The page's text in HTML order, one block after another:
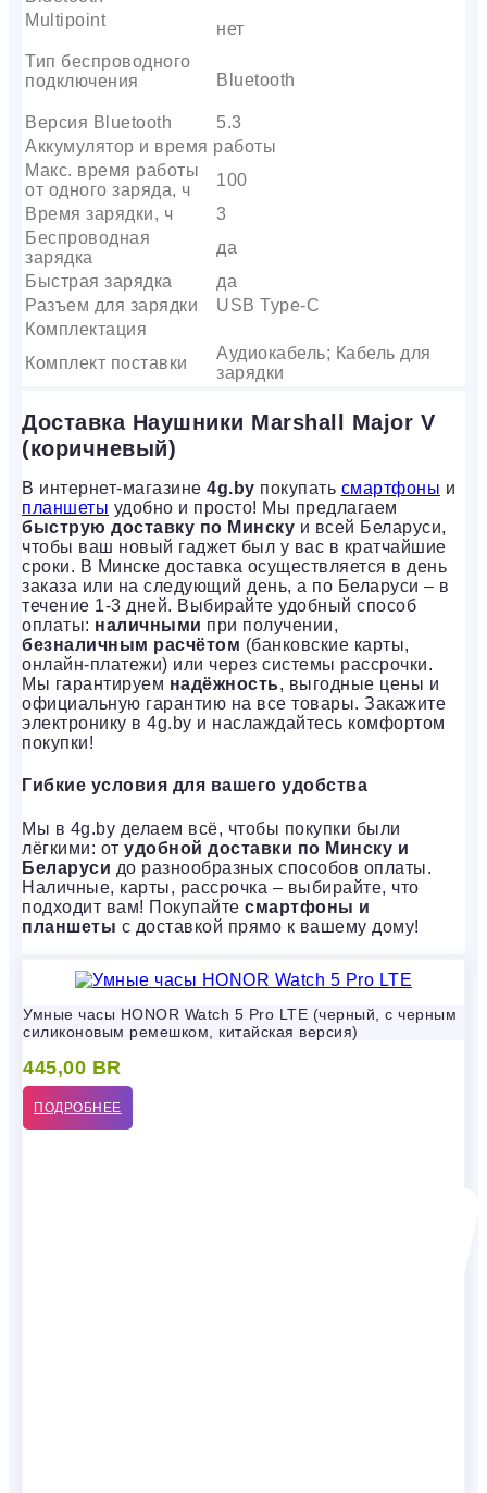
Multipoint
нет
Тип беспроводного
подключения
Bluetooth
Версия Bluetooth
5.3
Аккумулятор и время работы
Макс. время работы
от одного заряда, ч
100
Время зарядки, ч
3
Беспроводная
зарядка
да
Быстрая зарядка
да
Разъем для зарядки
USB Type-C
Комплектация
Комплект поставки
Аудиокабель; Кабель для
зарядки
Доставка Наушники Marshall Major V
(коричневый)
В интернет-магазине 4g.by покупать смартфоны и
планшеты удобно и просто! Мы предлагаем
быструю доставку по Минску и всей Беларуси,
чтобы ваш новый гаджет был у вас в кратчайшие
сроки. В Минске доставка осуществляется в день
заказа или на следующий день, а по Беларуси – в
течение 1-3 дней. Выбирайте удобный способ
оплаты: наличными при получении,
безналичным расчётом (банковские карты,
онлайн-платежи) или через системы рассрочки.
Мы гарантируем надёжность, выгодные цены и
официальную гарантию на все товары. Закажите
электронику в 4g.by и наслаждайтесь комфортом
покупки!
Гибкие условия для вашего удобства
Мы в 4g.by делаем всё, чтобы покупки были
лёгкими: от удобной доставки по Минску и
Беларуси до разнообразных способов оплаты.
Наличные, карты, рассрочка – выбирайте, что
подходит вам! Покупайте смартфоны и
планшеты с доставкой прямо к вашему дому!
Умные часы HONOR Watch 5 Pro LTE (черный, с черным
силиконовым ремешком, китайская версия)
445,00 BR
ПОДРОБНЕЕ